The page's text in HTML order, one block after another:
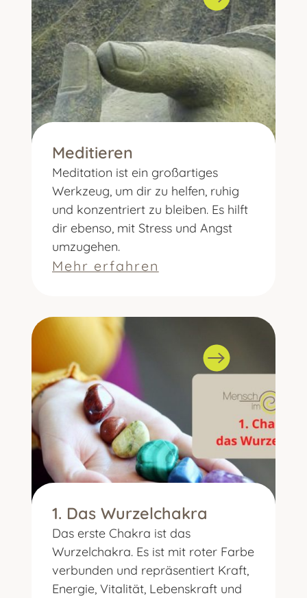
Meditieren
Meditation ist ein großartiges
Werkzeug, um dir zu helfen, ruhig
und konzentriert zu bleiben. Es hilft
dir ebenso, mit Stress und Angst
umzugehen.
Mehr erfahren
1. Das Wurzelchakra
Das erste Chakra ist das
Wurzelchakra. Es ist mit roter Farbe
verbunden und repräsentiert Kraft,
Energie, Vitalität, Lebenskraft und